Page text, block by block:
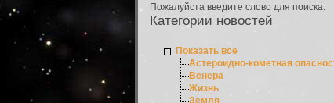
Пожалуйста введите слово для поиска.
Категории новостей
Показать все
Астероидно-кометная
Венера
Жизнь